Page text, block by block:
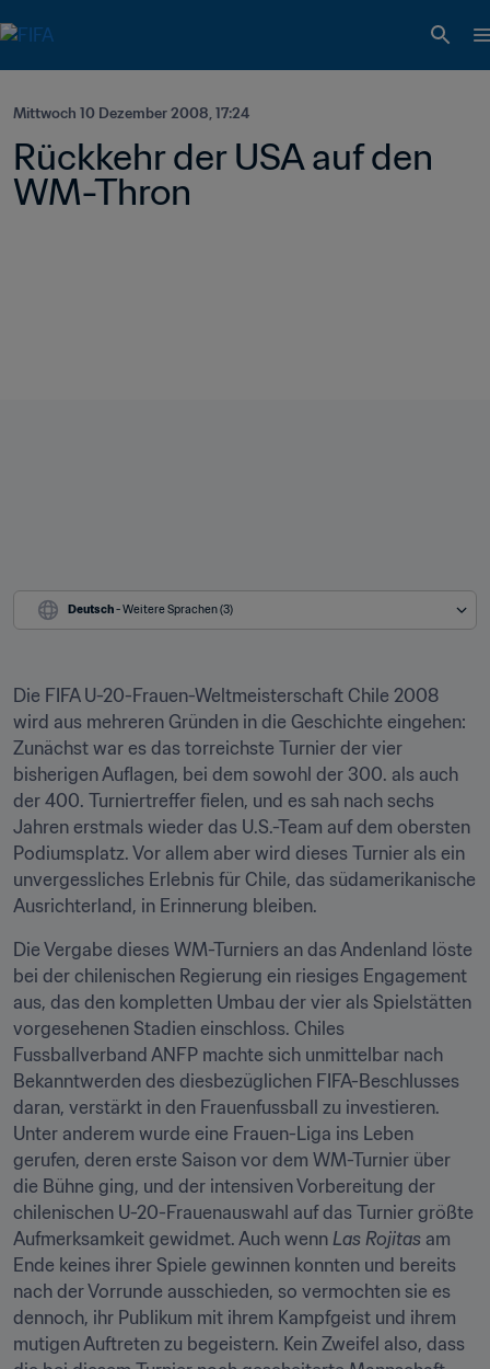
Mittwoch 10 Dezember 2008, 17:24
Rückkehr der USA auf den
WM-Thron
Deutsch - Weitere Sprachen (3)
Die FIFA U-20-Frauen-Weltmeisterschaft Chile 2008
wird aus mehreren Gründen in die Geschichte eingehen:
Zunächst war es das torreichste Turnier der vier
bisherigen Auflagen, bei dem sowohl der 300. als auch
der 400. Turniertreffer fielen, und es sah nach sechs
Jahren erstmals wieder das U.S.-Team auf dem obersten
Podiumsplatz. Vor allem aber wird dieses Turnier als ein
unvergessliches Erlebnis für Chile, das südamerikanische
Ausrichterland, in Erinnerung bleiben.
Die Vergabe dieses WM-Turniers an das Andenland löste
bei der chilenischen Regierung ein riesiges Engagement
aus, das den kompletten Umbau der vier als Spielstätten
vorgesehenen Stadien einschloss. Chiles
Fussballverband ANFP machte sich unmittelbar nach
Bekanntwerden des diesbezüglichen FIFA-Beschlusses
daran, verstärkt in den Frauenfussball zu investieren.
Unter anderem wurde eine Frauen-Liga ins Leben
gerufen, deren erste Saison vor dem WM-Turnier über
die Bühne ging, und der intensiven Vorbereitung der
chilenischen U-20-Frauenauswahl auf das Turnier größte
Aufmerksamkeit gewidmet. Auch wenn Las Rojitas am
Ende keines ihrer Spiele gewinnen konnten und bereits
nach der Vorrunde ausschieden, so vermochten sie es
dennoch, ihr Publikum mit ihrem Kampfgeist und ihrem
mutigen Auftreten zu begeistern. Kein Zweifel also, dass